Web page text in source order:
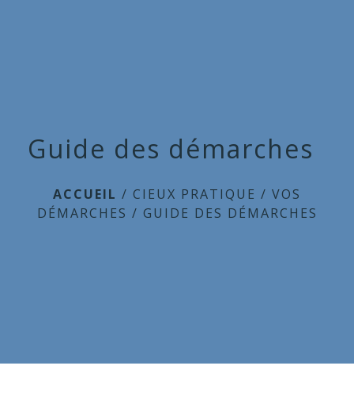
Guide des démarches
ACCUEIL / CIEUX PRATIQUE / VOS
DÉMARCHES / GUIDE DES DÉMARCHES